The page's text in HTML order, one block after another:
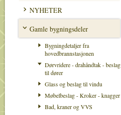
NYHETER
Gamle bygningsdeler
Bygningdetaljer fra
hovedbrannstasjonen
Dørvridere - drahåndtak - beslag
til dører
Glass og beslag til vindu
Møbelbeslag - Kroker - knagger
Bad, kraner og VVS